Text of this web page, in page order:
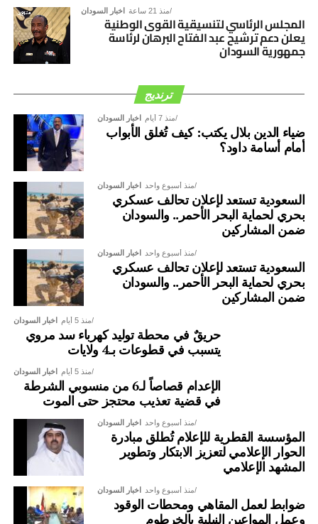
اخبار السودان منذ 21 ساعة
المجلس الرئاسي لتنسيقية القوى الوطنية
يعلن دعم ترشيح عبد الفتاح البرهان لرئاسة
جمهورية السودان
ترنديج
اخبار السودان منذ 7 أيام
ضياء الدين بلال يكتب: كيف تُغلق الأبواب
أمام أسامة داود؟
اخبار السودان منذ أسبوع واحد
السعودية تستعد لإعلان تحالف عسكري
بحري لحماية البحر الأحمر.. والسودان
ضمن المشاركين
اخبار السودان منذ أسبوع واحد
السعودية تستعد لإعلان تحالف عسكري
بحري لحماية البحر الأحمر.. والسودان
ضمن المشاركين
اخبار السودان منذ 5 أيام
حريقٌ في محطة توليد كهرباء سد مروي
يتسبب في قطوعات بـ4 ولايات
اخبار السودان منذ 5 أيام
الإعدام قصاصاً لـ6 من منسوبي الشرطة
في قضية تعذيب محتجز حتى الموت
اخبار السودان منذ أسبوع واحد
المؤسسة القطرية للإعلام تُطلق مبادرة
الحوار الإعلامي لتعزيز الابتكار وتطوير
المشهد الإعلامي
اخبار السودان منذ أسبوع واحد
ضوابط لعمل المقاهي ومحطات الوقود
وعمل المواعين النيلية بالخرطوم